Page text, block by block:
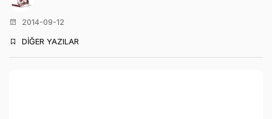
2014-09-12
DİĞER YAZILAR